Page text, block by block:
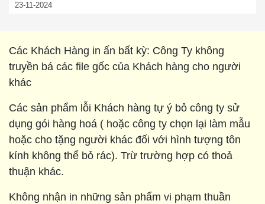
23-11-2024
Các Khách Hàng in ấn bất kỳ: Công Ty không
truyền bá các file gốc của Khách hàng cho người
khác
Các sản phẩm lỗi Khách hàng tự ý bỏ công ty sử
dụng gói hàng hoá ( hoặc công ty chọn lại làm mẫu
hoặc cho tặng người khác đối với hình tượng tôn
kính không thể bỏ rác). Trừ trường hợp có thoả
thuận khác.
Không nhận in những sản phẩm vi phạm thuần